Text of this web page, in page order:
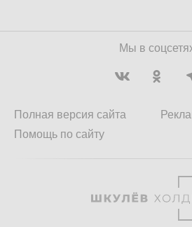
Мы в
Полная версия сайта
Помощь по сайту